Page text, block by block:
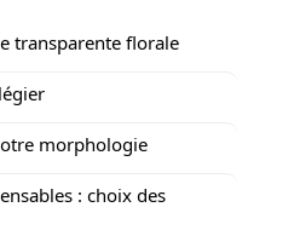
transparente florale
morphologie
: choix des